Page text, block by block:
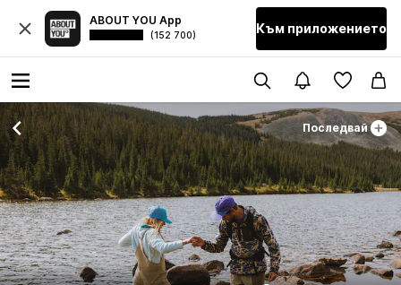
ABOUT YOU App
(152 700) Към приложението
Последвай